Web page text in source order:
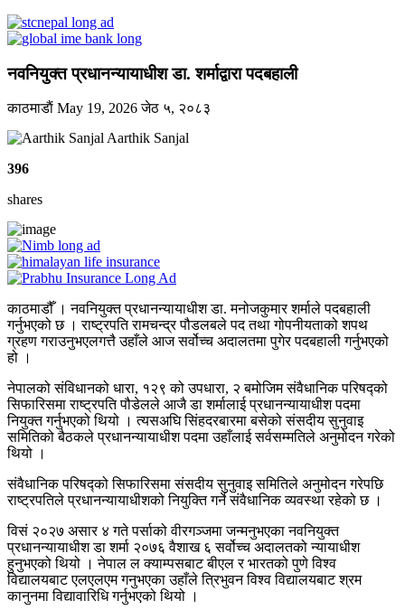
नवनियुक्त प्रधानन्यायाधीश डा. शर्माद्वारा पदबहाली
काठमाडाैं May 19, 2026जेठ ५, २०८३
Aarthik Sanjal
396
shares
काठमाडौँ । नवनियुक्त प्रधानन्यायाधीश डा. मनोजकुमार शर्माले पदबहाली
गर्नुभएको छ । राष्ट्रपति रामचन्द्र पौडलबले पद तथा गोपनीयताको शपथ
ग्रहण गराउनुभएलगत्तै उहाँले आज सर्वोच्च अदालतमा पुगेर पदबहाली गर्नुभएको
हो ।
नेपालको संविधानको धारा, १२९ को उपधारा, २ बमोजिम संवैधानिक परिषद्को
सिफारिसमा राष्ट्रपति पौडेलले आजै डा शर्मालाई प्रधानन्यायाधीश पदमा
नियुक्त गर्नुभएको थियो । त्यसअघि सिंहदरबारमा बसेको संसदीय सुनुवाइ
समितिको बैठकले प्रधानन्यायाधीश पदमा उहाँलाई सर्वसम्मतिले अनुमोदन गरेको
थियो ।
संवैधानिक परिषद्को सिफारिसमा संसदीय सुनुवाइ समितिले अनुमोदन गरेपछि
राष्ट्रपतिले प्रधानन्यायाधीशको नियुक्ति गर्ने संवैधानिक व्यवस्था रहेको छ ।
विसं २०२७ असार ४ गते पर्साको वीरगञ्जमा जन्मनुभएका नवनियुक्त
प्रधानन्यायाधीश डा शर्मा २०७६ वैशाख ६ सर्वोच्च अदालतको न्यायाधीश
हुनुभएको थियो । नेपाल ल क्याम्पसबाट बीएल र भारतको पुणे विश्व
विद्यालयबाट एलएलएम गनुभएका उहाँले त्रिभुवन विश्व विद्यालयबाट श्रम
कानुनमा विद्यावारिधि गर्नुभएको थियो ।